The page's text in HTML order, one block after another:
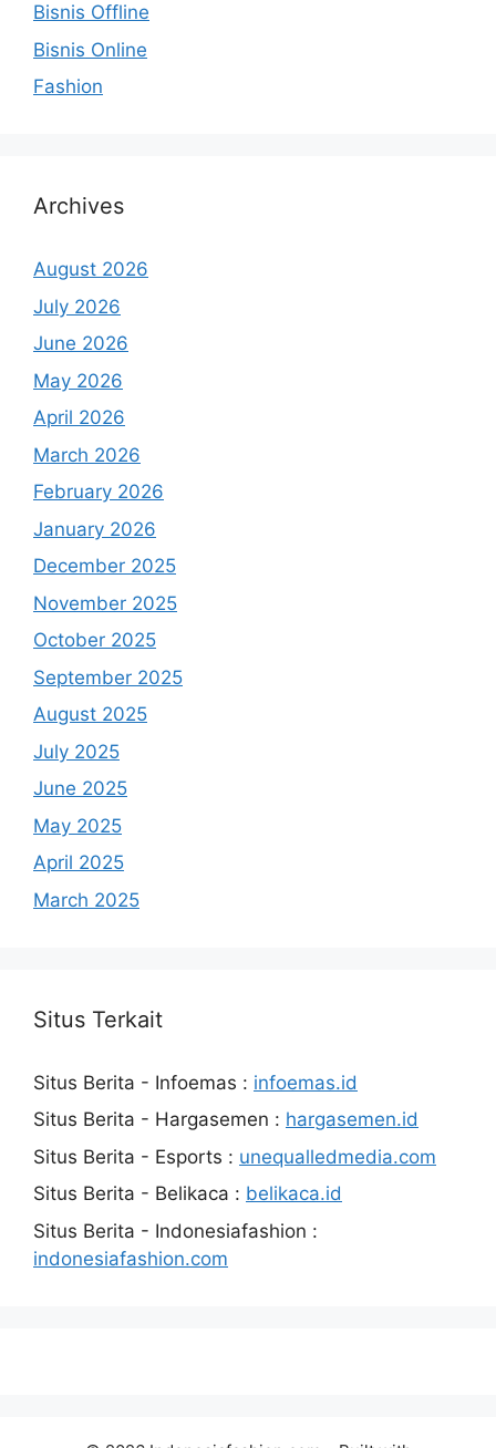
Bisnis Offline
Bisnis Online
Fashion
Archives
August 2026
July 2026
June 2026
May 2026
April 2026
March 2026
February 2026
January 2026
December 2025
November 2025
October 2025
September 2025
August 2025
July 2025
June 2025
May 2025
April 2025
March 2025
Situs Terkait
Situs Berita - Infoemas : infoemas.id
Situs Berita - Hargasemen : hargasemen.id
Situs Berita - Esports : unequalledmedia.com
Situs Berita - Belikaca : belikaca.id
Situs Berita - Indonesiafashion :
indonesiafashion.com